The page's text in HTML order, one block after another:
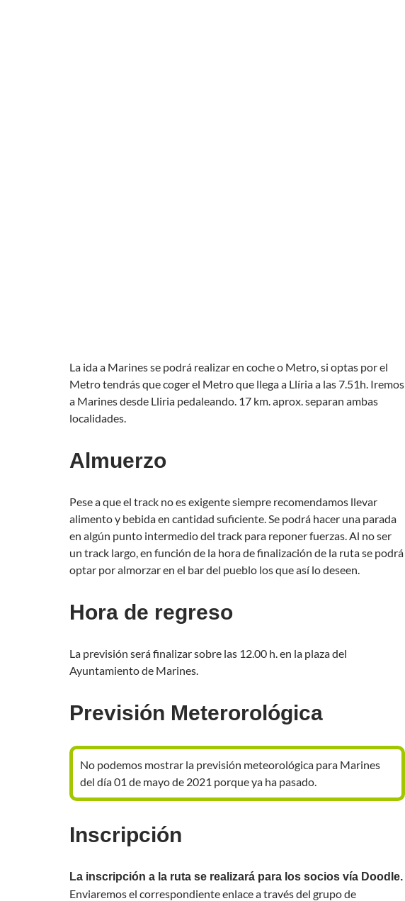
La ida a Marines se podrá realizar en coche o Metro, si optas por el
Metro tendrás que coger el Metro que llega a Llíria a las 7.51h. Iremos
a Marines desde Lliria pedaleando. 17 km. aprox. separan ambas
localidades.
Almuerzo
Pese a que el track no es exigente siempre recomendamos llevar
alimento y bebida en cantidad suficiente. Se podrá hacer una parada
en algún punto intermedio del track para reponer fuerzas. Al no ser
un track largo, en función de la hora de finalización de la ruta se podrá
optar por almorzar en el bar del pueblo los que así lo deseen.
Hora de regreso
La previsión será finalizar sobre las 12.00 h. en la plaza del
Ayuntamiento de Marines.
Previsión Meterorológica
No podemos mostrar la previsión meteorológica para Marines
del día 01 de mayo de 2021 porque ya ha pasado.
Inscripción
La inscripción a la ruta se realizará para los socios vía Doodle.
Enviaremos el correspondiente enlace a través del grupo de